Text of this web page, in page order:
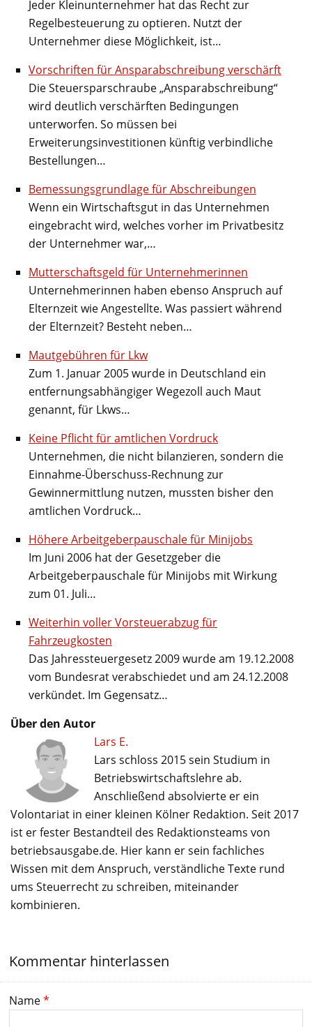
Jeder Kleinunternehmer hat das Recht zur
Regelbesteuerung zu optieren. Nutzt der
Unternehmer diese Möglichkeit, ist…
Vorschriften für Ansparabschreibung verschärft
Die Steuersparschraube „Ansparabschreibung“
wird deutlich verschärften Bedingungen
unterworfen. So müssen bei
Erweiterungsinvestitionen künftig verbindliche
Bestellungen…
Bemessungsgrundlage für Abschreibungen
Wenn ein Wirtschaftsgut in das Unternehmen
eingebracht wird, welches vorher im Privatbesitz
der Unternehmer war,…
Mutterschaftsgeld für Unternehmerinnen
Unternehmerinnen haben ebenso Anspruch auf
Elternzeit wie Angestellte. Was passiert während
der Elternzeit? Besteht neben…
Mautgebühren für Lkw
Zum 1. Januar 2005 wurde in Deutschland ein
entfernungsabhängiger Wegezoll auch Maut
genannt, für Lkws…
Keine Pflicht für amtlichen Vordruck
Unternehmen, die nicht bilanzieren, sondern die
Einnahme-Überschuss-Rechnung zur
Gewinnermittlung nutzen, mussten bisher den
amtlichen Vordruck…
Höhere Arbeitgeberpauschale für Minijobs
Im Juni 2006 hat der Gesetzgeber die
Arbeitgeberpauschale für Minijobs mit Wirkung
zum 01. Juli…
Weiterhin voller Vorsteuerabzug für
Fahrzeugkosten
Das Jahressteuergesetz 2009 wurde am 19.12.2008
vom Bundesrat verabschiedet und am 24.12.2008
verkündet. Im Gegensatz…
Über den Autor
Lars E.
Lars schloss 2015 sein Studium in
Betriebswirtschaftslehre ab.
Anschließend absolvierte er ein
Volontariat in einer kleinen Kölner Redaktion. Seit 2017
ist er fester Bestandteil des Redaktionsteams von
betriebsausgabe.de. Hier kann er sein fachliches
Wissen mit dem Anspruch, verständliche Texte rund
ums Steuerrecht zu schreiben, miteinander
kombinieren.
Kommentar hinterlassen
Name*